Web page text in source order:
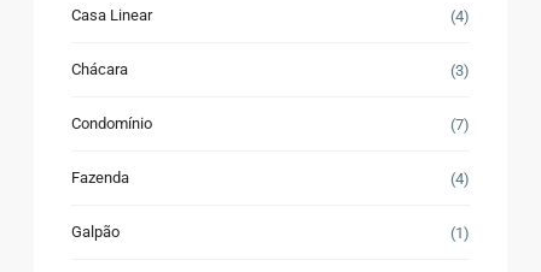
Casa Linear (4)
Chácara (3)
Condomínio (7)
Fazenda (4)
Galpão (1)